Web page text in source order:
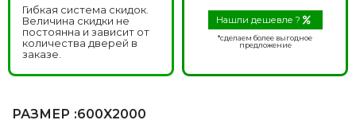
Гибкая система скидок.
Величина скидки не
постоянна и зависит от
количества дверей в
заказе.
Нашли дешевле ?
*сделаем более выгодное
предложение
РАЗМЕР :600X2000